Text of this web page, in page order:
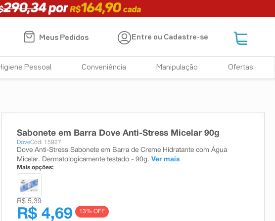
Meus Pedidos Entre ou Cadastre-se
Pessoal Conveniência Manipulação Ofertas
Sabonete em Barra Dove Anti-Stress Micelar 90g
DoveCód: 15927
Dove Anti-Stress Sabonete em Barra de Creme Hidratante com Água
Micelar. Dermatologicamente testado - 90g. Ver mais
Mais opções:
R$ 5,39
R$ 4,69 13% OFF